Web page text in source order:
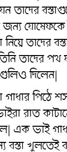
তাদের
যোষেফকে
তাদের
তাদের পথ
দিলেন|
গাধার পিঠে
রাত
এক ভাই
খুলতেই